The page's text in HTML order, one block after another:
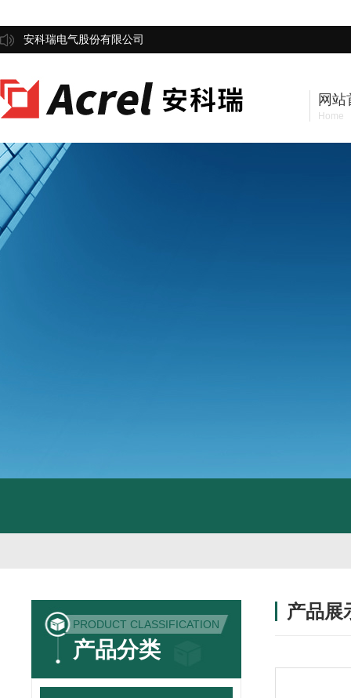
安科瑞电气股份有限公司
网站
Home
产品展
PRODUCT CLASSIFICATION
产品分类